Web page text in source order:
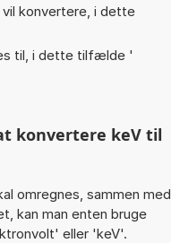
konvertere, i dette
til, i dette tilfælde '
konvertere keV til
omregnes, sammen med
kan man enten bruge
eller 'keV'.